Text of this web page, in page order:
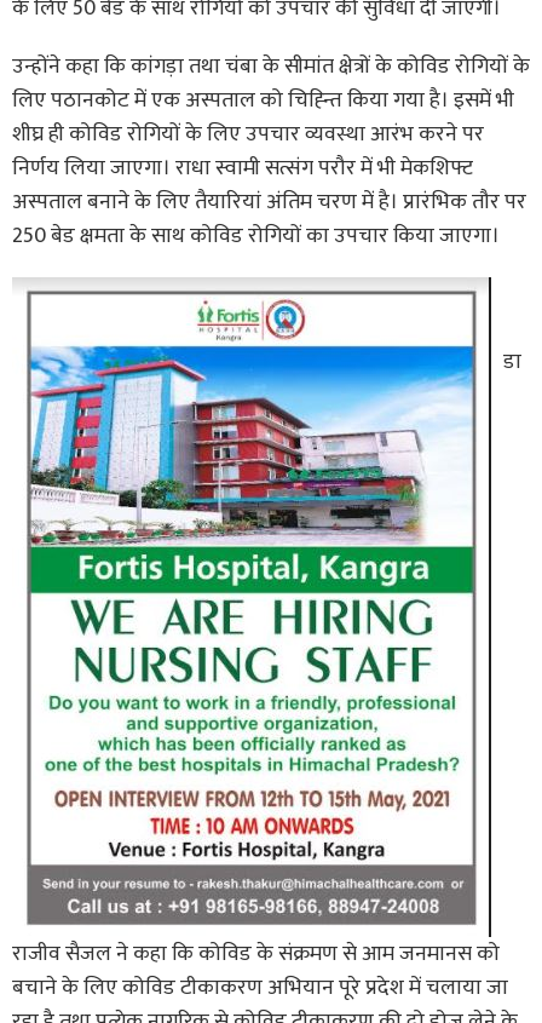
के लिए 50 बेड के साथ रोगियों को उपचार की सुविधा दी जाएगी।
उन्होंने कहा कि कांगड़ा तथा चंबा के सीमांत क्षेत्रों के कोविड रोगियों के
लिए पठानकोट में एक अस्पताल को चिह्न्ति किया गया है। इसमें भी
शीघ्र ही कोविड रोगियों के लिए उपचार व्यवस्था आरंभ करने पर
निर्णय लिया जाएगा। राधा स्वामी सत्संग परौर में भी मेकशिफ्ट
अस्पताल बनाने के लिए तैयारियां अंतिम चरण में है। प्रारंभिक तौर पर
250 बेड क्षमता के साथ कोविड रोगियों का उपचार किया जाएगा।
डा
राजीव सैजल ने कहा कि कोविड के संक्रमण से आम जनमानस को
बचाने के लिए कोविड टीकाकरण अभियान पूरे प्रदेश में चलाया जा